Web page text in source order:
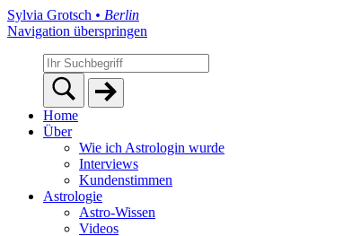
Sylvia Grotsch • Berlin
Navigation überspringen
Home
Über
Wie ich Astrologin wurde
Interviews
Kundenstimmen
Astrologie
Astro-Wissen
Videos